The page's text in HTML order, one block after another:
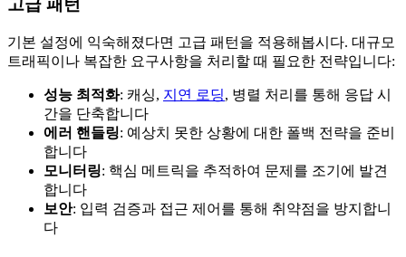
고급 패턴
기본 설정에 익숙해졌다면 고급 패턴을 적용해봅시다. 대규모
트래픽이나 복잡한 요구사항을 처리할 때 필요한 전략입니다:
성능 최적화: 캐싱, 지연 로딩, 병렬 처리를 통해 응답 시
간을 단축합니다
에러 핸들링: 예상치 못한 상황에 대한 폴백 전략을 준비
합니다
모니터링: 핵심 메트릭을 추적하여 문제를 조기에 발견
합니다
보안: 입력 검증과 접근 제어를 통해 취약점을 방지합니
다